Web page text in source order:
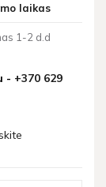
laikas
1-2 d.d
- +370 629